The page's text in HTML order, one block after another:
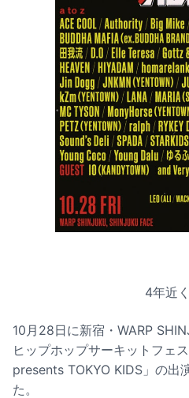
4年近
10月28日に新宿・WARP
ヒップホップサーキットフェ
presents TOKYO KIDS」の出
た。